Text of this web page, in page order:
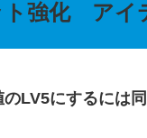
ト強化 アイ
LV5にするには